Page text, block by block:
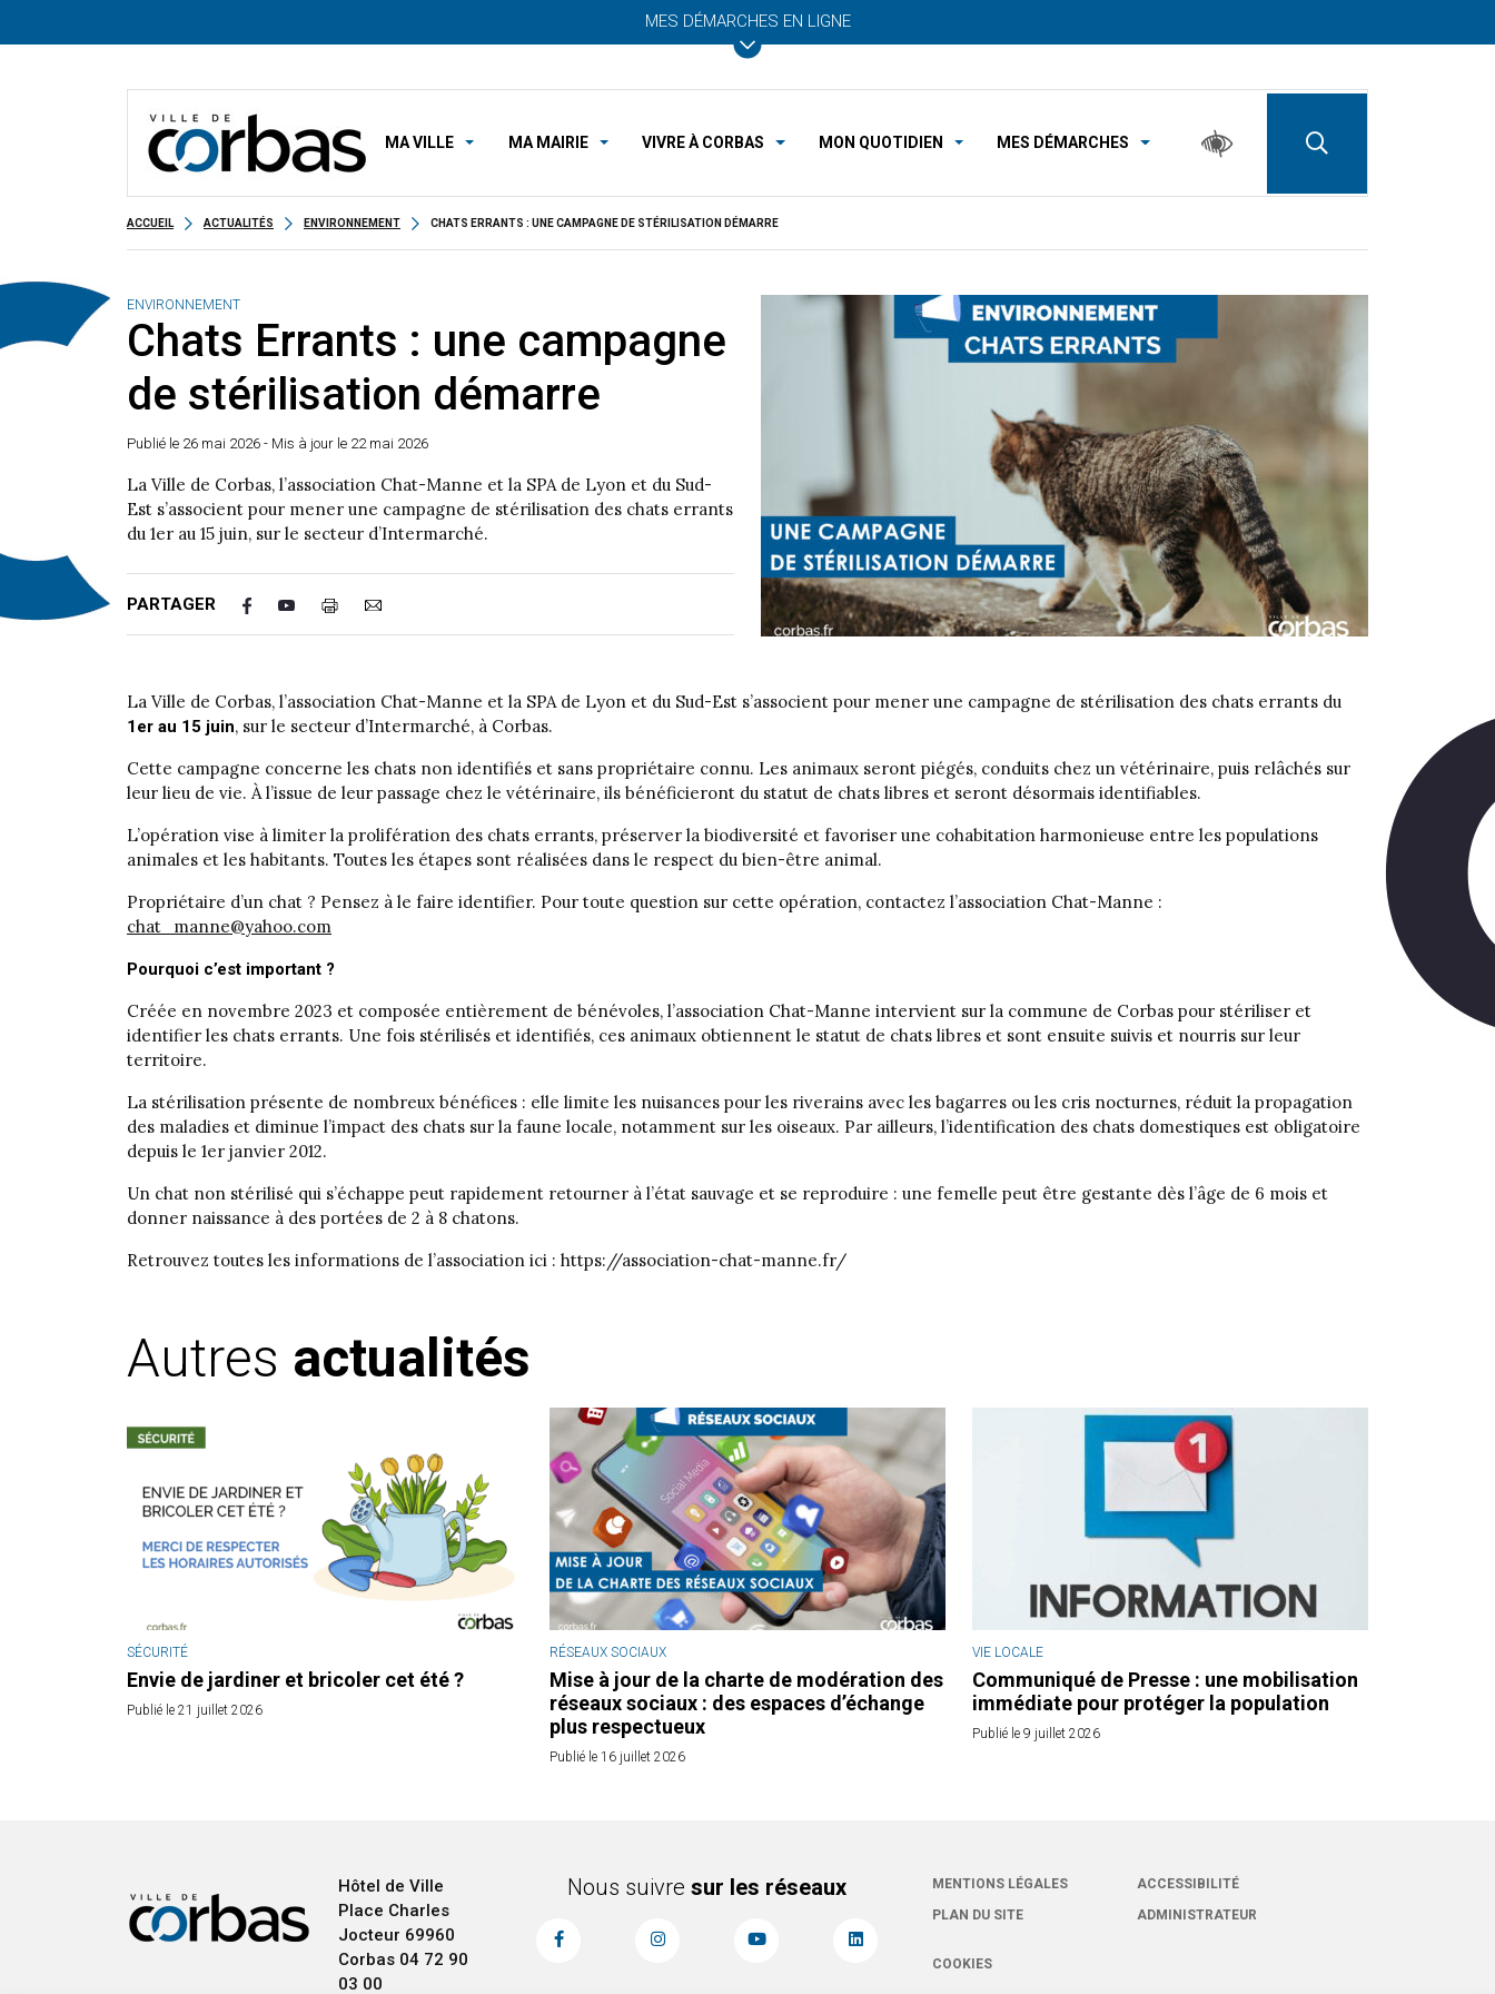
MES DÉMARCHES EN LIGNE
MA VILLE MA MAIRIE VIVRE À CORBAS MON QUOTIDIEN MES DÉMARCHES
ACCUEIL ACTUALITÉS ENVIRONNEMENT CHATS ERRANTS : UNE CAMPAGNE DE STÉRILISATION DÉMARRE
ENVIRONNEMENT
Chats Errants : une campagne
de stérilisation démarre
Publié le 26 mai 2026 - Mis à jour le 22 mai 2026
La Ville de Corbas, l’association Chat-Manne et la SPA de Lyon et du Sud-
Est s’associent pour mener une campagne de stérilisation des chats errants
du 1er au 15 juin, sur le secteur d’Intermarché.
PARTAGER
La Ville de Corbas, l’association Chat-Manne et la SPA de Lyon et du Sud-Est s’associent pour mener une campagne de stérilisation des chats errants du
1er au 15 juin, sur le secteur d’Intermarché, à Corbas.
Cette campagne concerne les chats non identifiés et sans propriétaire connu. Les animaux seront piégés, conduits chez un vétérinaire, puis relâchés sur
leur lieu de vie. À l’issue de leur passage chez le vétérinaire, ils bénéficieront du statut de chats libres et seront désormais identifiables.
L’opération vise à limiter la prolifération des chats errants, préserver la biodiversité et favoriser une cohabitation harmonieuse entre les populations
animales et les habitants. Toutes les étapes sont réalisées dans le respect du bien-être animal.
Propriétaire d’un chat ? Pensez à le faire identifier. Pour toute question sur cette opération, contactez l’association Chat-Manne :
chat_manne@yahoo.com
Pourquoi c’est important ?
Créée en novembre 2023 et composée entièrement de bénévoles, l’association Chat-Manne intervient sur la commune de Corbas pour stériliser et
identifier les chats errants. Une fois stérilisés et identifiés, ces animaux obtiennent le statut de chats libres et sont ensuite suivis et nourris sur leur
territoire.
La stérilisation présente de nombreux bénéfices : elle limite les nuisances pour les riverains avec les bagarres ou les cris nocturnes, réduit la propagation
des maladies et diminue l’impact des chats sur la faune locale, notamment sur les oiseaux. Par ailleurs, l’identification des chats domestiques est obligatoire
depuis le 1er janvier 2012.
Un chat non stérilisé qui s’échappe peut rapidement retourner à l’état sauvage et se reproduire : une femelle peut être gestante dès l’âge de 6 mois et
donner naissance à des portées de 2 à 8 chatons.
Retrouvez toutes les informations de l’association ici : https://association-chat-manne.fr/
Autres actualités
SÉCURITÉ
Envie de jardiner et bricoler cet été ?
Publié le 21 juillet 2026
RÉSEAUX SOCIAUX
Mise à jour de la charte de modération des
réseaux sociaux : des espaces d’échange
plus respectueux
Publié le 16 juillet 2026
VIE LOCALE
Communiqué de Presse : une mobilisation
immédiate pour protéger la population
Publié le 9 juillet 2026
Hôtel de Ville
Place Charles
Jocteur 69960
Corbas 04 72 90
03 00
Nous suivresur les réseaux
MENTIONS LÉGALES
PLAN DU SITE
ACCESSIBILITÉ
ADMINISTRATEUR
COOKIES